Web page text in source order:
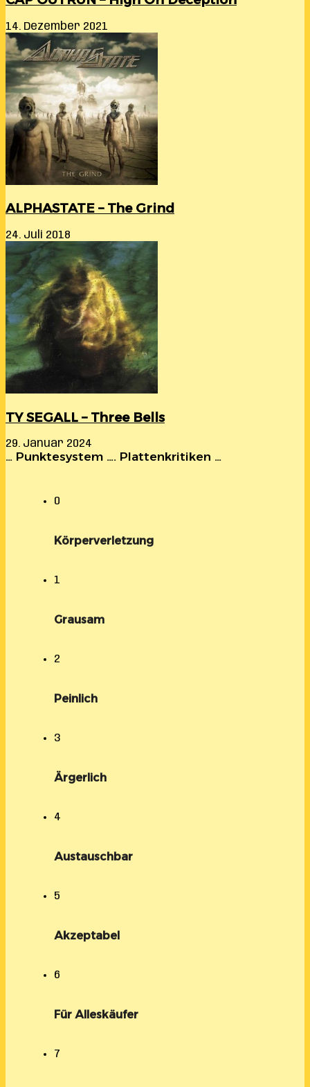
14. Dezember 2021
ALPHASTATE – The Grind
24. Juli 2018
TY SEGALL – Three Bells
29. Januar 2024
… Punktesystem …. Plattenkritiken …
0
Körperverletzung
1
Grausam
2
Peinlich
3
Ärgerlich
4
Austauschbar
5
Akzeptabel
6
Für Alleskäufer
7